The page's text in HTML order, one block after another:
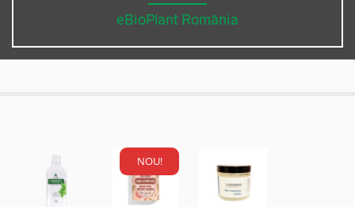
eBioPlant România
NOU!